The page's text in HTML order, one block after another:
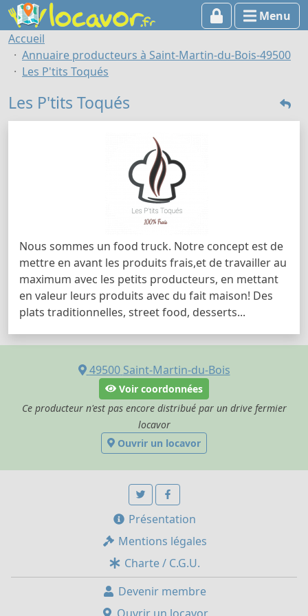
Menu
Accueil
Annuaire producteurs à Saint-Martin-du-Bois-49500
Les P'tits Toqués
Les P'tits Toqués
Nous sommes un food truck. Notre concept est de
mettre en avant les produits frais,et de travailler au
maximum avec les petits producteurs, en mettant
en valeur leurs produits avec du fait maison! Des
plats traditionnelles, street food, desserts...
49500 Saint-Martin-du-Bois
Voir coordonnées
Ce producteur n'est pas encore distribué par un drive fermier
locavor
Ouvrir un locavor
Présentation
Mentions légales
Charte / C.G.U.
Devenir membre
Ouvrir un locavor